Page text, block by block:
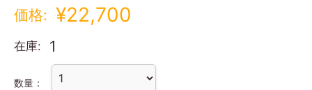
価格: ¥22,700
在庫: 1
数量：